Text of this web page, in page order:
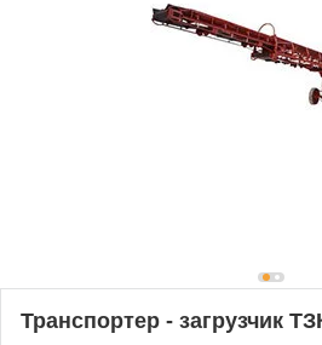
Транспортер - загрузчик